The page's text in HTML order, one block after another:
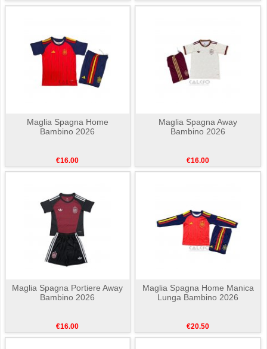
Maglia Spagna Home
Bambino 2026
€16.00
Maglia Spagna Away
Bambino 2026
€16.00
Maglia Spagna Portiere Away
Bambino 2026
€16.00
Maglia Spagna Home Manica
Lunga Bambino 2026
€20.50